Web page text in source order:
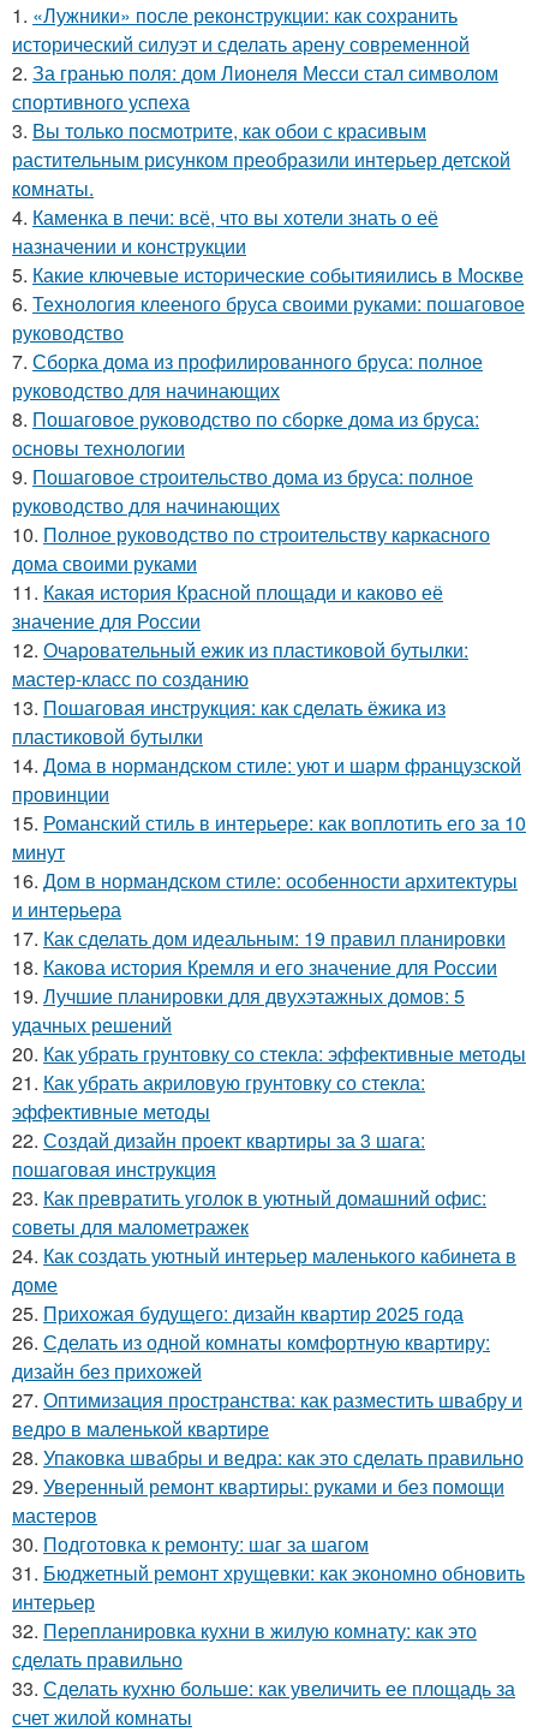
1. «Лужники» после реконструкции: как сохранить
исторический силуэт и сделать арену современной
2. За гранью поля: дом Лионеля Месси стал символом
спортивного успеха
3. Вы только посмотрите, как обои с красивым
растительным рисунком преобразили интерьер детской
комнаты.
4. Каменка в печи: всё, что вы хотели знать о её
назначении и конструкции
5. Какие ключевые исторические событияились в Москве
6. Технология клееного бруса своими руками: пошаговое
руководство
7. Сборка дома из профилированного бруса: полное
руководство для начинающих
8. Пошаговое руководство по сборке дома из бруса:
основы технологии
9. Пошаговое строительство дома из бруса: полное
руководство для начинающих
10. Полное руководство по строительству каркасного
дома своими руками
11. Какая история Красной площади и каково её
значение для России
12. Очаровательный ежик из пластиковой бутылки:
мастер-класс по созданию
13. Пошаговая инструкция: как сделать ёжика из
пластиковой бутылки
14. Дома в нормандском стиле: уют и шарм французской
провинции
15. Романский стиль в интерьере: как воплотить его за 10
минут
16. Дом в нормандском стиле: особенности архитектуры
и интерьера
17. Как сделать дом идеальным: 19 правил планировки
18. Какова история Кремля и его значение для России
19. Лучшие планировки для двухэтажных домов: 5
удачных решений
20. Как убрать грунтовку со стекла: эффективные методы
21. Как убрать акриловую грунтовку со стекла:
эффективные методы
22. Создай дизайн проект квартиры за 3 шага:
пошаговая инструкция
23. Как превратить уголок в уютный домашний офис:
советы для малометражек
24. Как создать уютный интерьер маленького кабинета в
доме
25. Прихожая будущего: дизайн квартир 2025 года
26. Сделать из одной комнаты комфортную квартиру:
дизайн без прихожей
27. Оптимизация пространства: как разместить швабру и
ведро в маленькой квартире
28. Упаковка швабры и ведра: как это сделать правильно
29. Уверенный ремонт квартиры: руками и без помощи
мастеров
30. Подготовка к ремонту: шаг за шагом
31. Бюджетный ремонт хрущевки: как экономно обновить
интерьер
32. Перепланировка кухни в жилую комнату: как это
сделать правильно
33. Сделать кухню больше: как увеличить ее площадь за
счет жилой комнаты